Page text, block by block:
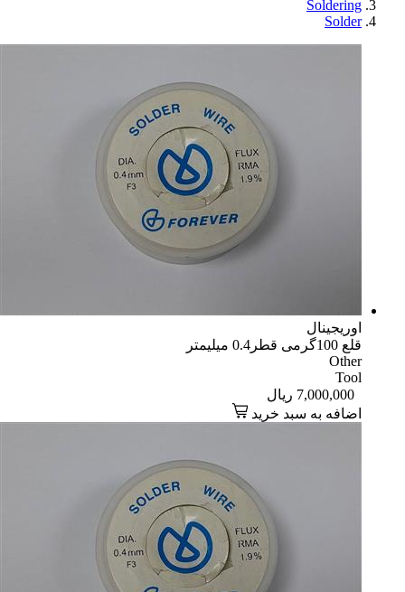
Soldering
Solder
اوریجینال
قلع 100گرمی قطر0.4 میلیمتر
Other
Tool
7,000,000 ریال
اضافه به سبد خرید